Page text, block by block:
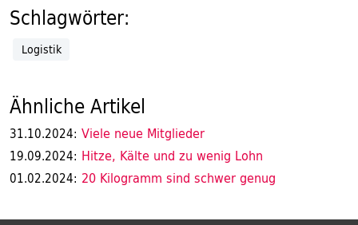
Schlagwörter:
Logistik
Ähnliche Artikel
31.10.2024: Viele neue Mitglieder
19.09.2024: Hitze, Kälte und zu wenig Lohn
01.02.2024: 20 Kilogramm sind schwer genug